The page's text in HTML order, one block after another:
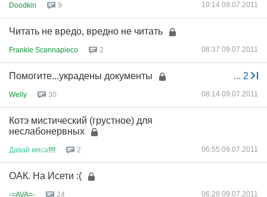
Doodkin 9 10:14 09.07.2011
Читать не вредо, вредно не читать
Frankie Scannapieco 2 08:37 09.07.2011
... 2
Помогите...украдены документы
Welly 30 08:14 09.07.2011
Котэ мистический (грустное) для
неслабонервных
Давай мяса!!!! 2 06:55 09.07.2011
ОАК. На Исети :(
-=AVA=- 24 06:28 09.07.2011